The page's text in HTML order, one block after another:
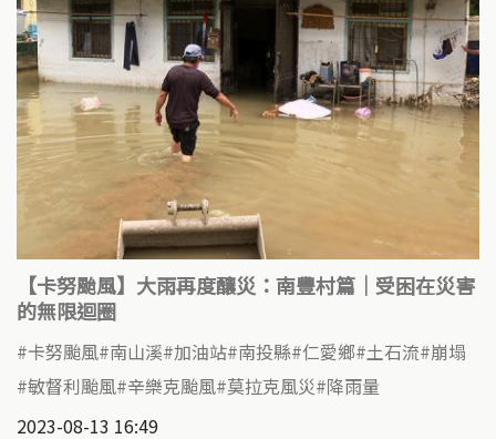
【卡努颱風】大雨再度釀災：南豐村篇｜受困在災害
的無限迴圈
卡努颱風 南山溪 加油站 南投縣 仁愛鄉 土石流 崩塌
敏督利颱風 辛樂克颱風 莫拉克風災 降雨量
2023-08-13 16:49